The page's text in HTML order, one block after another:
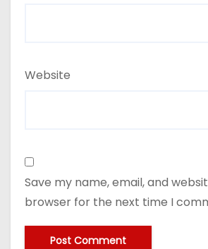
Website
Save my name, email, and
browser for the next time I